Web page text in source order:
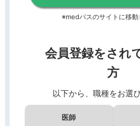
※medパスのサイトに移動
会員登録をされ
方
以下から、職種をお選
医師